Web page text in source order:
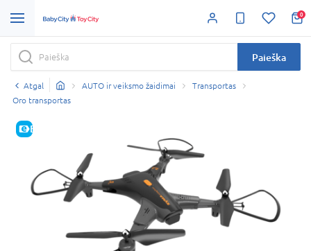
0
Paieška
Atgal AUTO ir veiksmo žaidimai
Transportas
Oro transportas
E-KAINA